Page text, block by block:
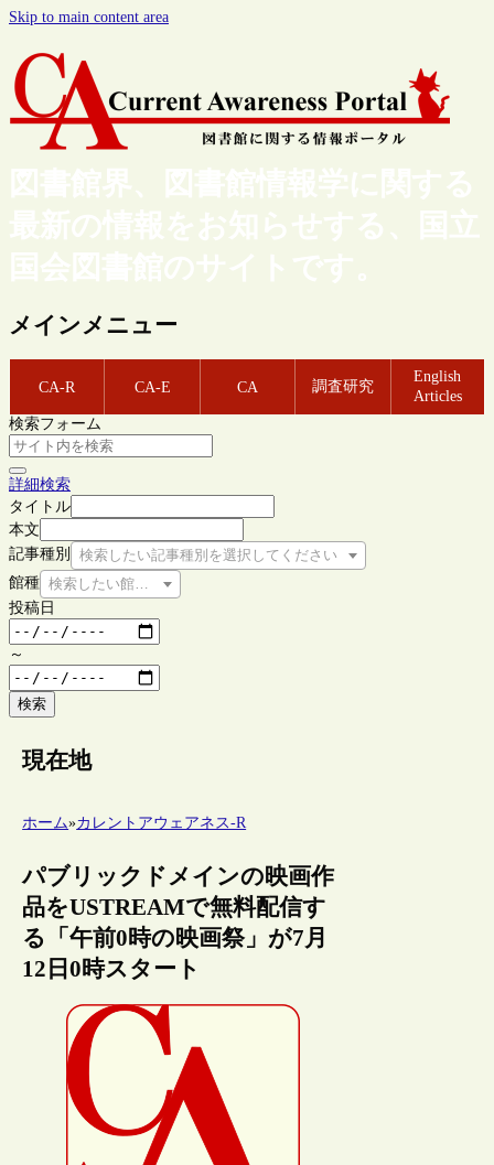
Skip to main content area
図書館界、図書館情報学に関する
最新の情報をお知らせする、国立
国会図書館のサイトです。
メインメニュー
CA-R CA-E CA 調査研究
English
Articles
検索フォーム
詳細検索
タイトル
本文
記事種別
検索したい記事種別を選択してください
館種 検索したい館種を選択してください
投稿日
～
検索
現在地
ホーム»カレントアウェアネス-R
パブリックドメインの映画作
品をUSTREAMで無料配信す
る「午前0時の映画祭」が7月
12日0時スタート